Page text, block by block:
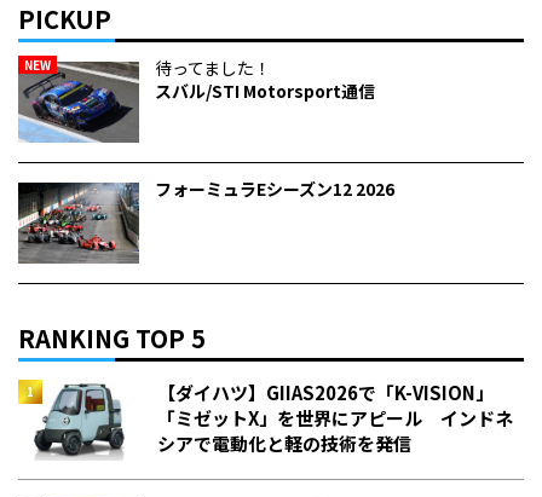
PICKUP
NEW
待ってました！
スバル/STI Motorsport通信
フォーミュラEシーズン12 2026
RANKING TOP 5
【ダイハツ】GIIAS2026で「K-VISION」
「ミゼットX」を世界にアピール インドネ
シアで電動化と軽の技術を発信